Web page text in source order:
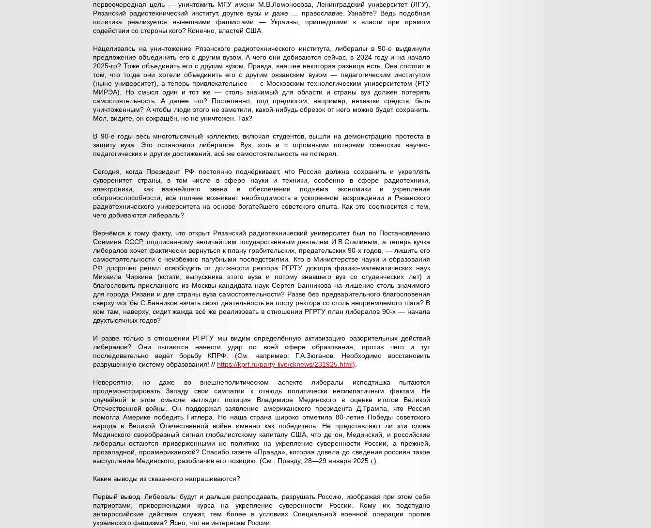
первоочередная цель — уничтожить МГУ имени М.В.Ломоносова, Ленинградский университет (ЛГУ),
Рязанский радиотехнический институт, другие вузы и даже … православие. Узнаёте? Ведь подобная
политика реализуется нынешними фашистами — Украины, пришедшими к власти при прямом
содействии со стороны кого? Конечно, властей США.
Нацеливаясь на уничтожение Рязанского радиотехнического института, либералы в 90-е выдвинули
предложение объединить его с другим вузом. А чего они добиваются сейчас, в 2024 году и на начало
2025-го? Тоже объединить его с другим вузом. Правда, внешне некоторая разница есть. Она состоит в
том, что тогда они хотели объединить его с другим рязанским вузом — педагогическим институтом
(ныне университет), а теперь привлекательнее — с Московским технологическим университетом (РТУ
МИРЭА). Но смысл один и тот же — столь значимый для области и страны вуз должен потерять
самостоятельность. А далее что? Постепенно, под предлогом, например, нехватки средств, быть
уничтоженным? А чтобы люди этого не заметили, какой-нибудь обрезок от него можно будет сохранить.
Мол, видите, он сокращён, но не уничтожен. Так?
В 90-е годы весь многотысячный коллектив, включая студентов, вышли на демонстрацию протеста в
защиту вуза. Это остановило либералов. Вуз, хоть и с огромными потерями советских научно-
педагогических и других достижений, всё же самостоятельность не потерял.
Сегодня, когда Президент РФ постоянно подчёркивает, что Россия должна сохранить и укреплять
суверенитет страны, в том числе в сфере науки и техники, особенно в сфере радиотехники,
электроники, как важнейшего звена в обеспечении подъёма экономики и укрепления
обороноспособности, всё полнее возникает необходимость в ускоренном возрождении и Рязанского
радиотехнического университета на основе богатейшего советского опыта. Как это соотносится с тем,
чего добиваются либералы?
Вернёмся к тому факту, что открыт Рязанский радиотехнический университет был по Постановлению
Совмина СССР, подписанному величайшим государственным деятелем И.В.Сталиным, а теперь кучка
либералов хочет фактически вернуться к плану грабительских, предательских 90-х годов, — лишить его
самостоятельности с неизбежно пагубными последствиями. Кто в Министерстве науки и образования
РФ досрочно решил освободить от должности ректора РГРТУ доктора физико-математических наук
Михаила Чиркина (кстати, выпускника этого вуза и потому знавшего вуз со студенческих лет) и
благословить присланного из Москвы кандидата наук Сергея Банникова на лишение столь значимого
для города Рязани и для страны вуза самостоятельности? Разве без предварительного благословения
сверху мог бы С.Банников начать свою деятельность на посту ректора со столь неприемлемого шага? В
ком там, наверху, сидит жажда всё же реализовать в отношении РГРТУ план либералов 90-х — начала
двухтысячных годов?
И разве только в отношении РГРТУ мы видим определённую активизацию разорительных действий
либералов? Они пытаются нанести удар по всей сфере образования, против чего и тут
последовательно ведёт борьбу КПРФ. (См. например: Г.А.Зюганов. Необходимо восстановить
разрушенную систему образования! // https://kprf.ru/party-live/cknews/231925.html)
Невероятно, но даже во внешнеполитическом аспекте либералы исподтишка пытаются
продемонстрировать Западу свои симпатии к отнюдь политически несимпатичным фактам. Не
случайной в этом смысле выглядит позиция Владимира Мединского в оценке итогов Великой
Отечественной войны. Он поддержал заявление американского президента Д.Трампа, что Россия
помогла Америке победить Гитлера. Но наша страна широко отметила 80-летие Победы советского
народа в Великой Отечественной войне именно как победитель. Не представляют ли эти слова
Мединского своеобразный сигнал глобалистскому капиталу США, что де он, Мединский, и российские
либералы остаются приверженными не политике на укрепление суверенности России, а прежней,
прозападной, проамериканской? Спасибо газете «Правда», которая довела до сведения россиян такое
выступление Мединского, разоблачив его позицию. (См.: Правду, 28—29 января 2025 г.).
Какие выводы из сказанного напрашиваются?
Первый вывод. Либералы будут и дальше распродавать, разрушать Россию, изображая при этом себя
патриотами, приверженцами курса на укрепление суверенности России. Кому их подспудно
антироссийские действия служат, тем более в условиях Специальной военной операции против
украинского фашизма? Ясно, что не интересам России.